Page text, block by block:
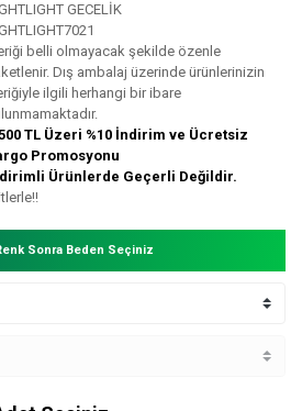
GECELİK
belli olmayacak şekilde özenle
Dış ambalaj üzerinde ürünlerinizin
ilgili herhangi bir ibare
TL Üzeri %10 İndirim ve Ücretsiz
Promosyonu
Ürünlerde Geçerli Değildir.
Sonra Beden Seçiniz